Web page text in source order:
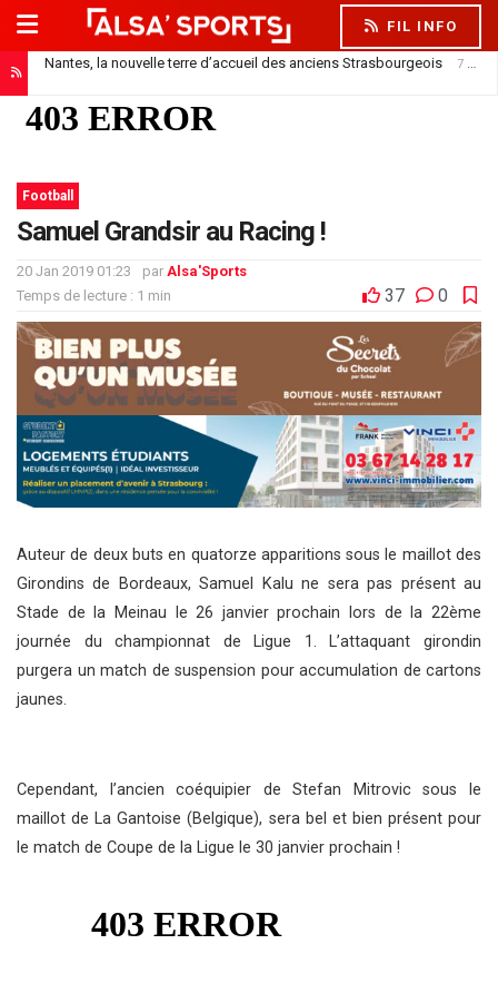
FIL INFO
Nantes, la nouvelle terre d’accueil des anciens Strasbourgeois
Officiel : Saïdou Sow prêté au FC Nantes 7 août 2026
Football
Samuel Grandsir au Racing !
20 Jan 2019 01:23 par Alsa'Sports
Temps de lecture : 1 min
37 0
Auteur de deux buts en quatorze apparitions sous le maillot des
Girondins de Bordeaux, Samuel Kalu ne sera pas présent au
Stade de la Meinau le 26 janvier prochain lors de la 22ème
journée du championnat de Ligue 1. L’attaquant girondin
purgera un match de suspension pour accumulation de cartons
jaunes.
Cependant, l’ancien coéquipier de Stefan Mitrovic sous le
maillot de La Gantoise (Belgique), sera bel et bien présent pour
le match de Coupe de la Ligue le 30 janvier prochain !